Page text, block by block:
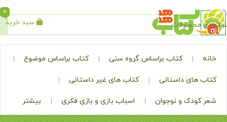
جستجو سبد خرید
0
کتاب براساس گروه سنی کتاب براساس موضوع
داستانی کتاب های غیر داستانی
و نوجوان اسباب بازی و بازی فکری بیشتر